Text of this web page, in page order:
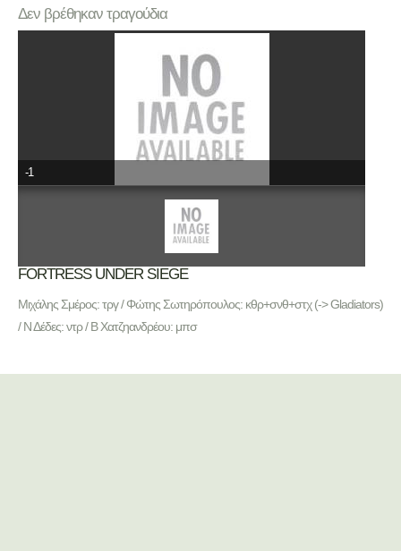
Δεν βρέθηκαν τραγούδια
-1
FORTRESS UNDER SIEGE
Μιχάλης Σμέρος: τργ / Φώτης Σωτηρόπουλος: κθρ+σνθ+στχ (-> Gladiators)
/ Ν Δέδες: ντρ / Β Χατζηανδρέου: μπσ